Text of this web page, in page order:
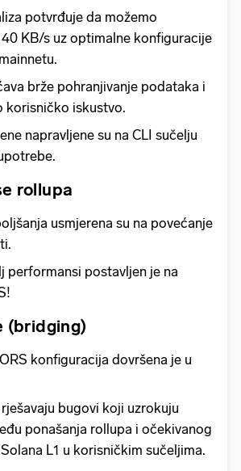
potvrđuje da možemo
KB/s uz optimalne konfiguracije
brže pohranjivanje podataka i
korisničko iskustvo.
napravljene su na CLI sučelju
rollupa
usmjerena su na povećanje
performansi postavljen je na
(bridging)
konfiguracija dovršena je u
bugovi koji uzrokuju
ponašanja rollupa i očekivanog
L1 u korisničkim sučeljima.